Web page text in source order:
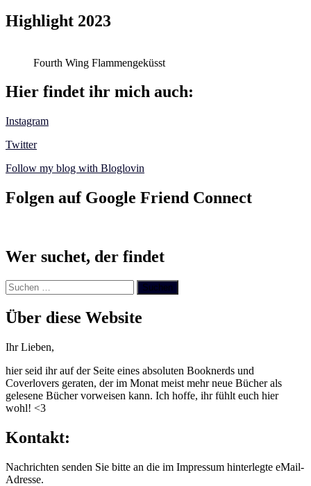
Highlight 2023
Fourth Wing Flammengeküsst
Hier findet ihr mich auch:
Instagram
Twitter
Follow my blog with Bloglovin
Folgen auf Google Friend Connect
Wer suchet, der findet
Suchen
nach:
Über diese Website
Ihr Lieben,
hier seid ihr auf der Seite eines absoluten Booknerds und
Coverlovers geraten, der im Monat meist mehr neue Bücher als
gelesene Bücher vorweisen kann. Ich hoffe, ihr fühlt euch hier
wohl! <3
Kontakt:
Nachrichten senden Sie bitte an die im Impressum hinterlegte eMail-
Adresse.